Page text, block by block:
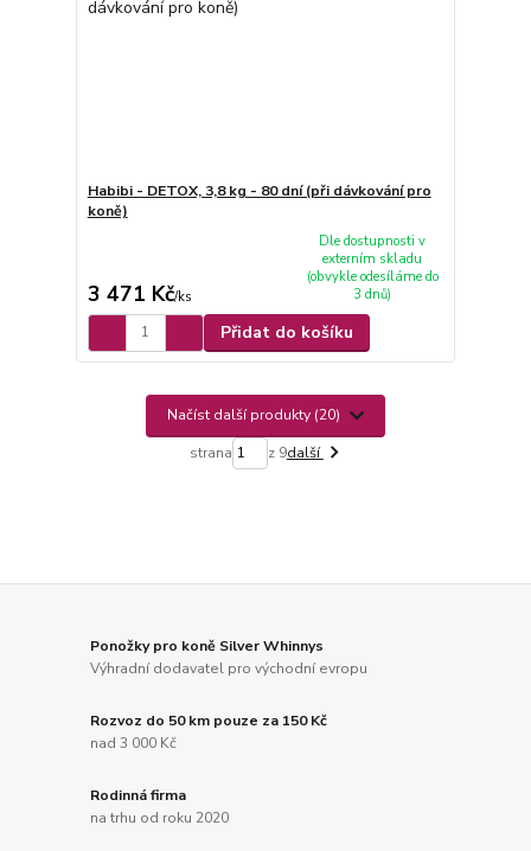
Habibi - DETOX, 3,8 kg - 80 dní (při dávkování pro
koně)
3 471 Kč/ks
Dle dostupnosti v
externím skladu
(obvykle odesíláme do
3 dnů)
Přidat do košíku
Načíst další produkty (20)
strana z 9další
Ponožky pro koně Silver Whinnys
Výhradní dodavatel pro východní evropu
Rozvoz do 50 km pouze za 150 Kč
nad 3 000 Kč
Rodinná firma
na trhu od roku 2020